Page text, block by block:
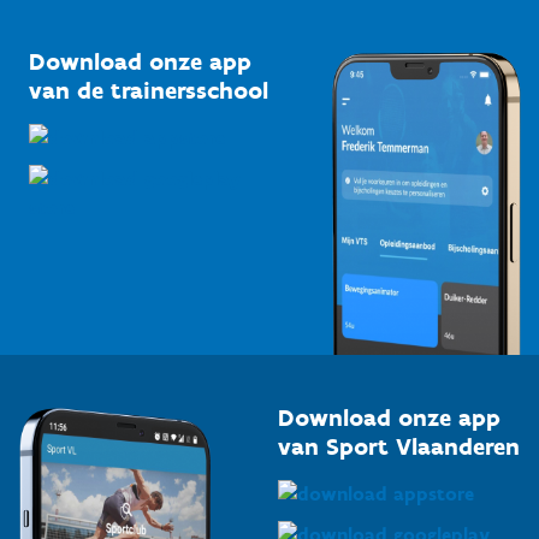
Bedrijven
Trainers en begeleiders
Scholen
Kennisplatform
Downloads
Download onze app
van de trainersschool
Download onze app
van Sport Vlaanderen